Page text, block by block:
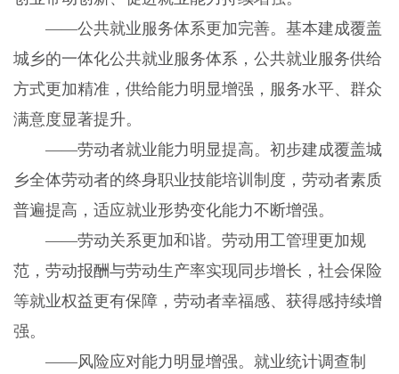
——公共就业服务体系更加完善。基本建成覆盖
城乡的一体化公共就业服务体系，公共就业服务供给
方式更加精准，供给能力明显增强，服务水平、群众
满意度显著提升。
——劳动者就业能力明显提高。初步建成覆盖城
乡全体劳动者的终身职业技能培训制度，劳动者素质
普遍提高，适应就业形势变化能力不断增强。
——劳动关系更加和谐。劳动用工管理更加规
范，劳动报酬与劳动生产率实现同步增长，社会保险
等就业权益更有保障，劳动者幸福感、获得感持续增
强。
——风险应对能力明显增强。就业统计调查制